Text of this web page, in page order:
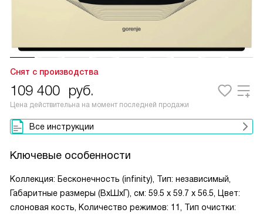
Снят с производства
109 400 руб.
Цена действительна на момент последней продажи
Все инструкции
Ключевые особенности
Коллекция: Бесконечность (infinity), Тип: независимый,
Габаритные размеры (ВxШxГ), см: 59.5 x 59.7 x 56.5, Цвет:
слоновая кость, Количество режимов: 11, Тип очистки: